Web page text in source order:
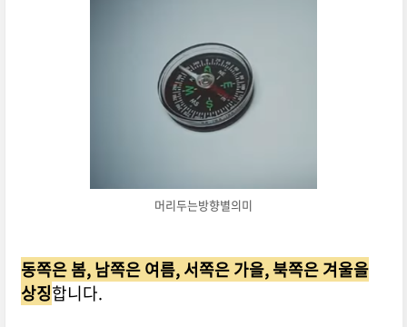
머리두는방향별의미
동쪽은 봄, 남쪽은 여름, 서쪽은 가을, 북쪽은 겨울을
상징합니다.